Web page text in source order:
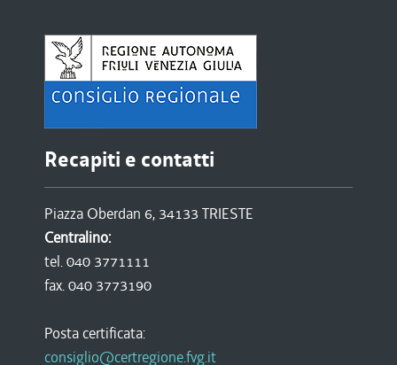
Recapiti e contatti
Piazza Oberdan 6, 34133 TRIESTE
Centralino:
tel. 040 3771111
fax. 040 3773190
Posta certificata:
consiglio@certregione.fvg.it